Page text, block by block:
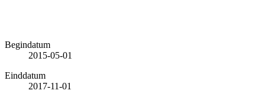
Begindatum
2015-05-01
Einddatum
2017-11-01